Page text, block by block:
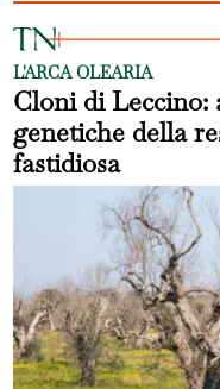
L'ARCA OLEARIA
Cloni di Leccino:
genetiche della
fastidiosa